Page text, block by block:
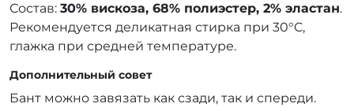
Состав: 30% вискоза, 68% полиэстер, 2% эластан.
Рекомендуется деликатная стирка при 30°C,
глажка при средней температуре.
Дополнительный совет
Бант можно завязать как сзади, так и спереди.